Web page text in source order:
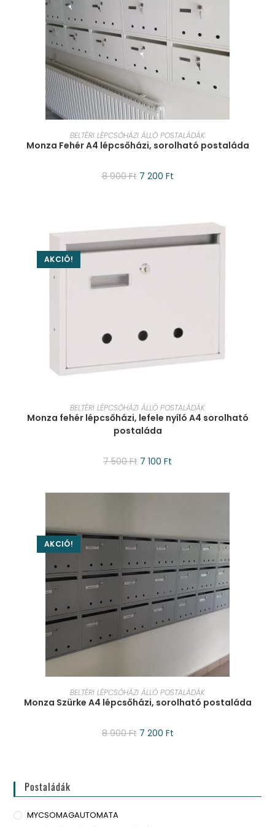
KOSÁRBA TESZEM
BELTÉRI LÉPCSŐHÁZI ÁLLÓ POSTALÁDÁK
Monza Fehér A4 lépcsőházi, sorolható postaláda
8 900Ft 7 200 Ft
AKCIÓ!
KOSÁRBA TESZEM
BELTÉRI LÉPCSŐHÁZI ÁLLÓ POSTALÁDÁK
Monza fehér lépcsőházi, lefele nyíló A4 sorolható
postaláda
7 500Ft 7 100 Ft
AKCIÓ!
KOSÁRBA TESZEM
BELTÉRI LÉPCSŐHÁZI ÁLLÓ POSTALÁDÁK
Monza Szürke A4 lépcsőházi, sorolható postaláda
8 900Ft 7 200 Ft
Postaládák
MYCSOMAGAUTOMATA